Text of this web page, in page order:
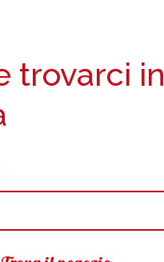
trovarci in